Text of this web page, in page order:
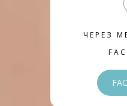
ЧЕРЕЗ